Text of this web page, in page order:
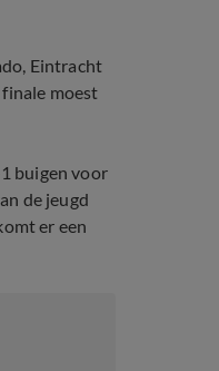
Eintracht
moest
buigen voor
de jeugd
er een